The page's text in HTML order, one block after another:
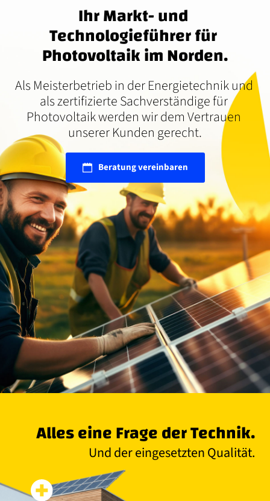
Ihr Markt- und
Technologieführer für
Photovoltaik im Norden.
Als Meisterbetrieb in der Energietechnik und
als zertifizierte Sachverständige für
Photovoltaik werden wir dem Vertrauen
unserer Kunden gerecht.
Beratung vereinbaren
Alles eine Frage der Technik.
Und der eingesetzten Qualität.